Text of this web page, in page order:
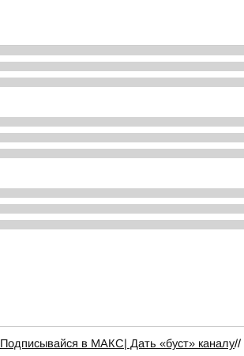
Подписывайся в МАКС| Дать «буст» каналу//